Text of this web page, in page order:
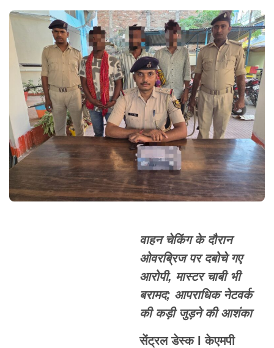
वाहन चेकिंग के दौरान
ओवरब्रिज पर दबोचे गए
आरोपी, मास्टर चाबी भी
बरामद; आपराधिक नेटवर्क
की कड़ी जुड़ने की आशंका
सेंट्रल डेस्क l केएमपी